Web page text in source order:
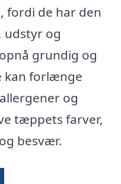
fordi de har den
udstyr og
grundig og
kan forlænge
og
tæppets farver,
besvær.